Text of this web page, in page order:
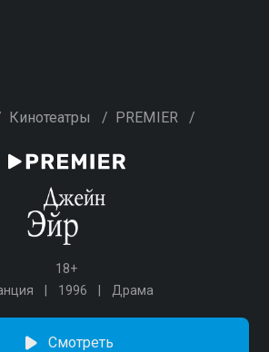
Кинотеатры / PREMIER /
18+
1996 Драма
Смотреть